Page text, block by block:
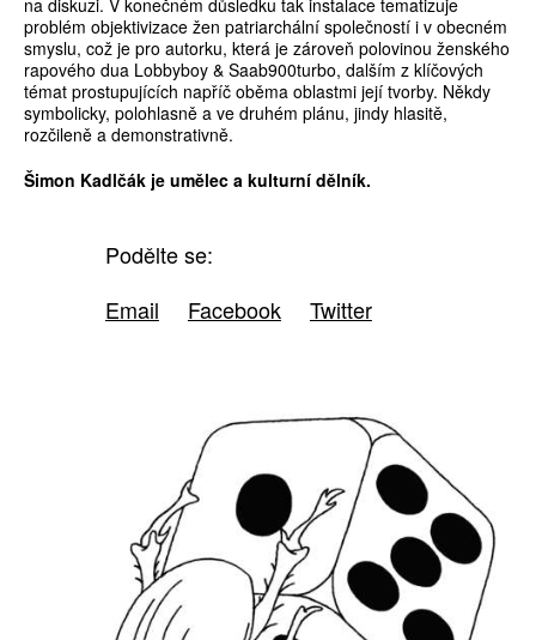
na diskuzi. V konečném důsledku tak instalace tematizuje
problém objektivizace žen patriarchální společností i v obecném
smyslu, což je pro autorku, která je zároveň polovinou ženského
rapového dua Lobbyboy & Saab900turbo, dalším z klíčových
témat prostupujících napříč oběma oblastmi její tvorby. Někdy
symbolicky, polohlasně a ve druhém plánu, jindy hlasitě,
rozčileně a demonstrativně.
Šimon Kadlčák je umělec a ­kulturní dělník.
Podělte se:
Email
Facebook Twitter